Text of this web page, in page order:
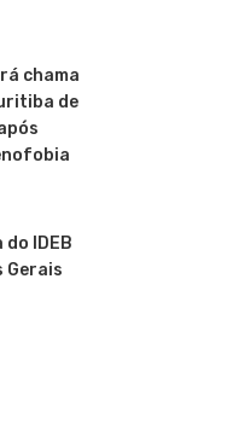
chama
de
IDEB
Gerais